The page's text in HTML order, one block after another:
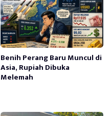
Benih Perang Baru Muncul di
Asia, Rupiah Dibuka
Melemah